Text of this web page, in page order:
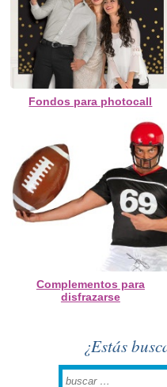
Fondos para photocall
Complementos para
disfrazarse
¿Estás